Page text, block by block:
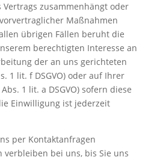
zusammenhängt oder
Maßnahmen
übrigen Fällen beruht die
berechtigten Interesse an
der an uns gerichteten
1 lit. f DSGVO) oder auf Ihrer
1 lit. a DSGVO) sofern diese
Einwilligung ist jederzeit
per Kontaktanfragen
verbleiben bei uns, bis Sie uns